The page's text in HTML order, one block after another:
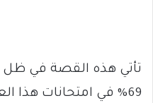
تأتي هذه القصة في
69% في امتحانات